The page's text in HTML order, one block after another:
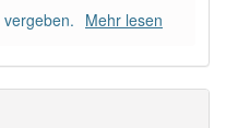
aber mit einem
den Artikel
Mehr lesen